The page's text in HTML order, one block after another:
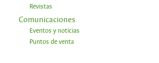
Revistas
Comunicaciones
Eventos y noticias
Puntos de venta